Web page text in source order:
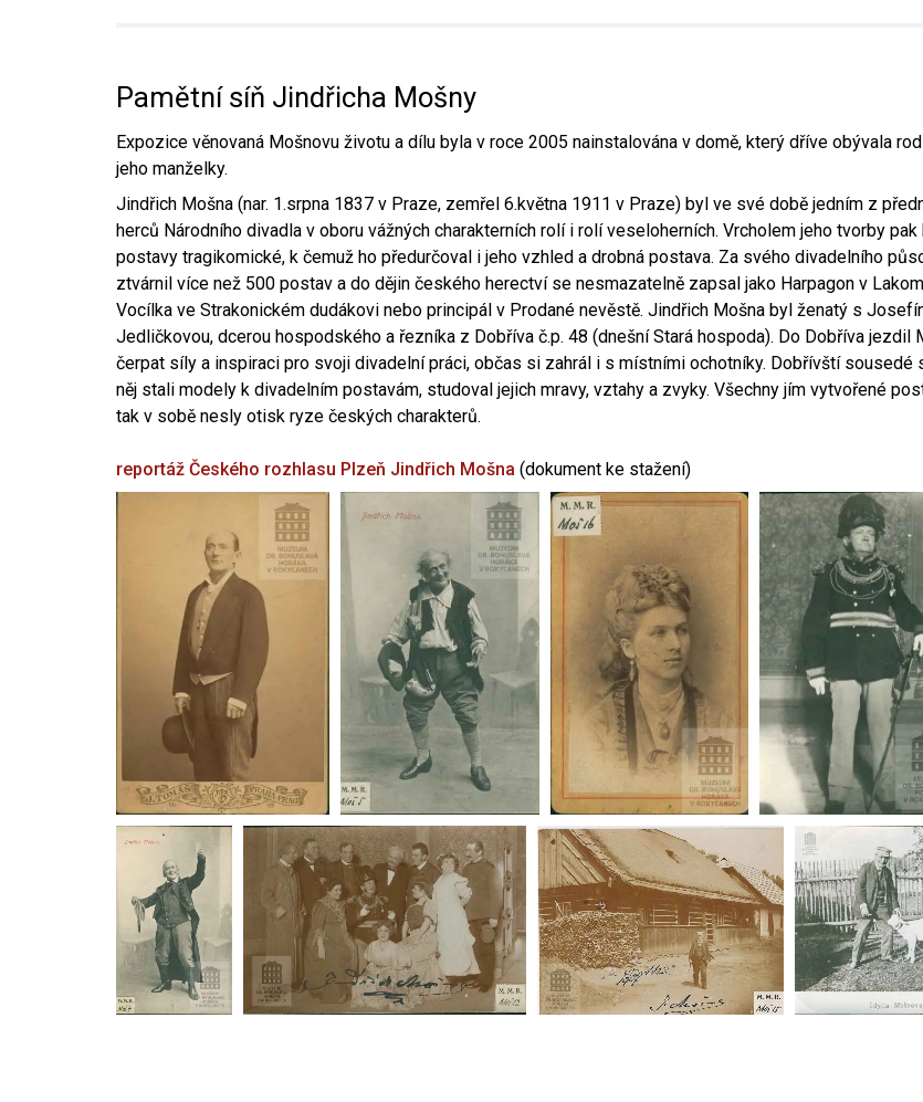
Pamětní síň Jindřicha Mošny
Expozice věnovaná Mošnovu životu a dílu byla v roce 2005 nainstalována v domě, který dříve obývala
jeho manželky.
Jindřich Mošna (nar. 1.srpna 1837 v Praze, zemřel 6.května 1911 v Praze) byl ve své době jedním z
herců Národního divadla v oboru vážných charakterních rolí i rolí veseloherních. Vrcholem jeho tvorby pak
postavy tragikomické, k čemuž ho předurčoval i jeho vzhled a drobná postava. Za svého divadelního
ztvárnil více než 500 postav a do dějin českého herectví se nesmazatelně zapsal jako Harpagon v
Vocílka ve Strakonickém dudákovi nebo principál v Prodané nevěstě. Jindřich Mošna byl ženatý s
Jedličkovou, dcerou hospodského a řezníka z Dobříva č.p. 48 (dnešní Stará hospoda). Do Dobříva jezdil
čerpat síly a inspiraci pro svoji divadelní práci, občas si zahrál i s místními ochotníky. Dobřívští sousedé
něj stali modely k divadelním postavám, studoval jejich mravy, vztahy a zvyky. Všechny jím vytvořené
tak v sobě nesly otisk ryze českých charakterů.
reportáž Českého rozhlasu Plzeň Jindřich Mošna (dokument ke stažení)